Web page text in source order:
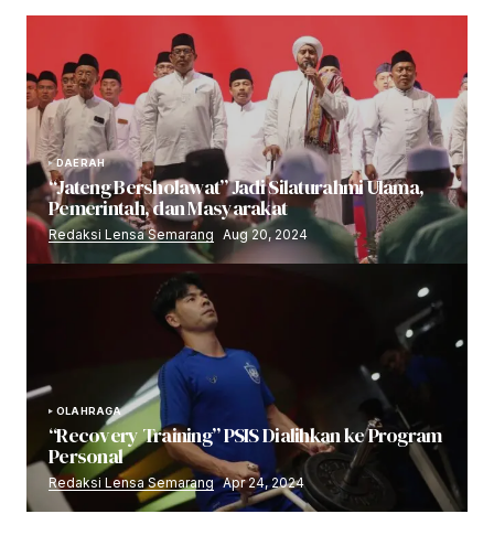
DAERAH
“Jateng Bersholawat” Jadi Silaturahmi Ulama,
Pemerintah, dan Masyarakat
Redaksi Lensa Semarang Aug 20, 2024
OLAHRAGA
“Recovery Training” PSIS Dialihkan ke Program
Personal
Redaksi Lensa Semarang Apr 24, 2024